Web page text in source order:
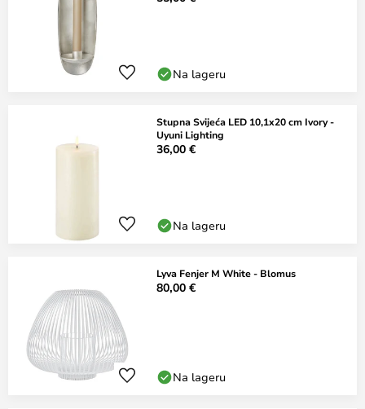
Na lageru
Stupna Svijeća LED 10,1x20 cm Ivory -
Uyuni Lighting
36,00 €
Na lageru
Lyva Fenjer M White - Blomus
80,00 €
Na lageru